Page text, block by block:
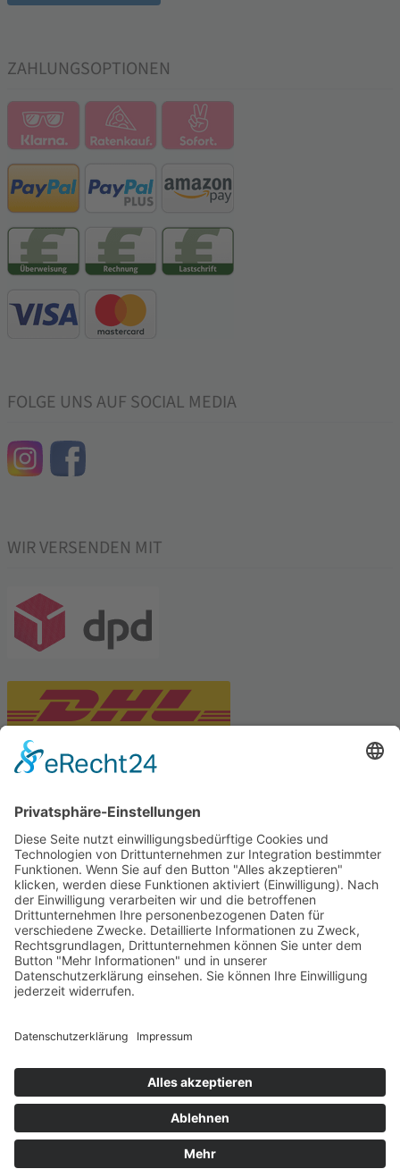
ZAHLUNGSOPTIONEN
FOLGE UNS AUF SOCIAL MEDIA
WIR VERSENDEN MIT
Tekal – Textile Lebensqualität
Exklusive moderne & Orientteppiche
Feuerwerk XXL
Pyrotechnik online bestellen
© Stadtmühle Waldenbuch 2026
und Mühlenprodukte ·
Cookie-Einstellungen
Alle Preise inkl. der gesetzlichen MwSt.
Die durchgestrichenen Preise entsprechen dem bisherigen Preis in